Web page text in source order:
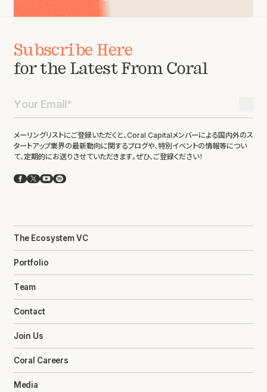
Subscribe Here
for the Latest From Coral
メーリングリストにご登録いただくと、Coral Capitalメンバーによる国内外のス
タートアップ業界の最新動向に関するブログや、特別イベントの情報等につい
て、定期的にお送りさせていただきます。ぜひ、ご登録ください！
Facebook
X YouTube
Spotify
The Ecosystem VC
Portfolio
Team
Contact
Join Us
Coral Careers
Media